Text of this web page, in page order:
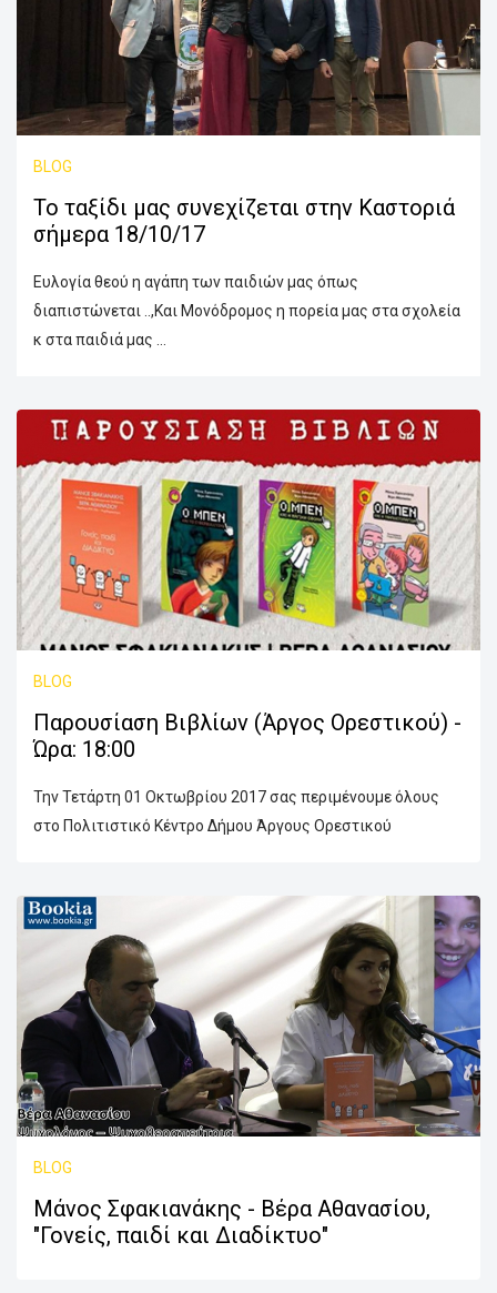
BLOG
Το ταξίδι μας συνεχίζεται στην Καστοριά
σήμερα 18/10/17
Ευλογία θεού η αγάπη των παιδιών μας όπως
διαπιστώνεται ..,Και Μονόδρομος η πορεία μας στα σχολεία
κ στα παιδιά μας ...
BLOG
Παρουσίαση Βιβλίων (Άργος Ορεστικού) -
Ώρα: 18:00
Την Τετάρτη 01 Οκτωβρίου 2017 σας περιμένουμε όλους
στο Πολιτιστικό Κέντρο Δήμου Άργους Ορεστικού
BLOG
Μάνος Σφακιανάκης - Βέρα Αθανασίου,
"Γονείς, παιδί και Διαδίκτυο"